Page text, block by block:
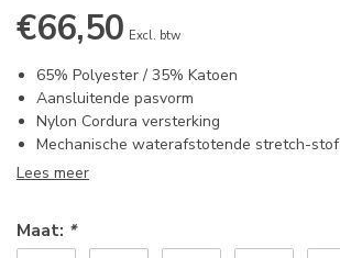
€66,50 Excl. btw
65% Polyester / 35% Katoen
Aansluitende pasvorm
Nylon Cordura versterking
Mechanische waterafstotende stretch-stof
Lees meer
Maat: *